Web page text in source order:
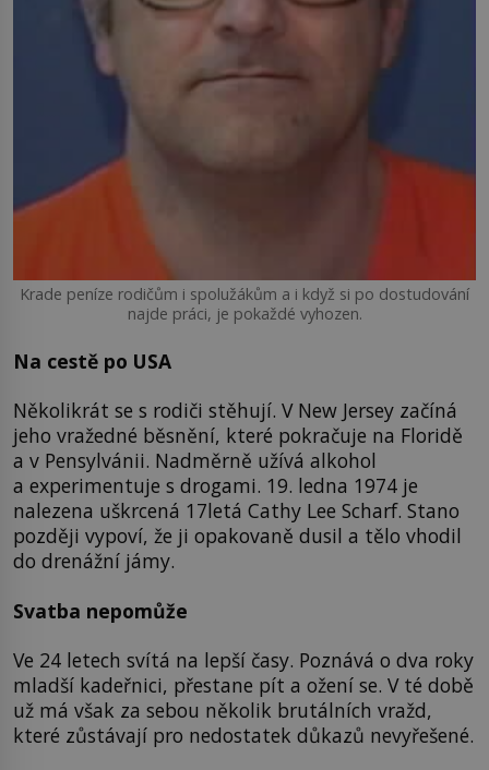
Krade peníze rodičům i spolužákům a i když si po dostudování
najde práci, je pokaždé vyhozen.
Na cestě po USA
Několikrát se s rodiči stěhují. V New Jersey začíná
jeho vražedné běsnění, které pokračuje na Floridě
a v Pensylvánii. Nadměrně užívá alkohol
a experimentuje s drogami. 19. ledna 1974 je
nalezena uškrcená 17letá Cathy Lee Scharf. Stano
později vypoví, že ji opakovaně dusil a tělo vhodil
do drenážní jámy.
Svatba nepomůže
Ve 24 letech svítá na lepší časy. Poznává o dva roky
mladší kadeřnici, přestane pít a ožení se. V té době
už má však za sebou několik brutálních vražd,
které zůstávají pro nedostatek důkazů nevyřešené.